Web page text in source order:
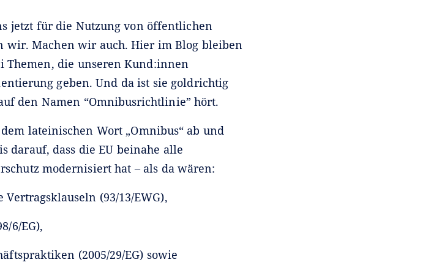
jetzt für die Nutzung von öffentlichen
wir. Machen wir auch. Hier im Blog bleiben
die unseren Kund:innen
geben. Und da ist sie goldrichtig
den Namen “Omnibusrichtlinie” hört.
lateinischen Wort „Omnibus“ ab und
darauf, dass die EU beinahe alle
modernisiert hat ‒ als da wären:
(93/13/EWG),
6/EG),
(2005/29/EG) sowie